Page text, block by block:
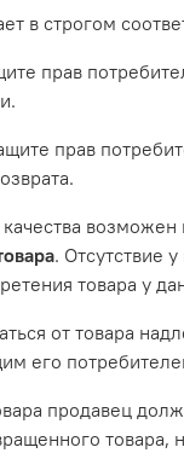
в строгом
прав
прав
возможен
. Отсутствие
товара у
от товара
его
продавец